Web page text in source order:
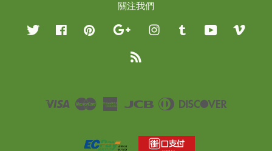
關注我們
Twitter Facebook Pinterest Google InstagramTumblr YouTube
Visa Master
American
JCB
Diners